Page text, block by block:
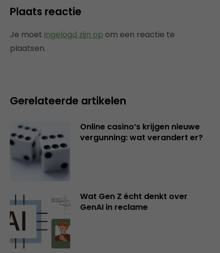
Plaats reactie
Je moet ingelogd zijn op om een reactie te
plaatsen.
Gerelateerde artikelen
Online casino’s krijgen nieuwe
vergunning: wat verandert er?
Wat Gen Z écht denkt over
GenAI in reclame